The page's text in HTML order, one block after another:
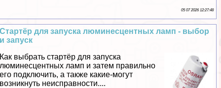
05 07 2026 12:27:48
Стартёр для запуска люминесцентных ламп - выбор
и запуск
Как выбрать стартёр для запуска
люминесцентных ламп и затем правильно
его подключить, а также какие-могут
возникнуть неисправности....